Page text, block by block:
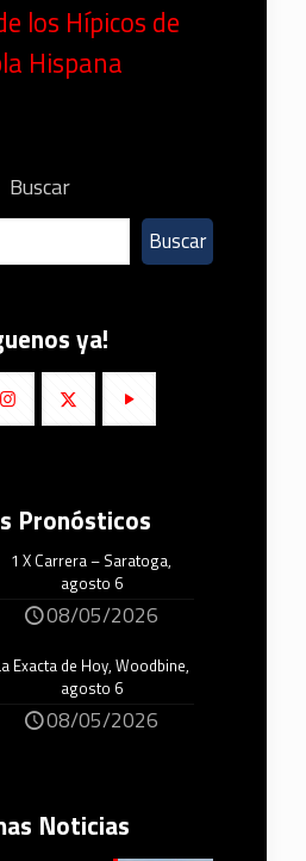
los Hípicos de
Hispana
Buscar
Buscar
ya!
Pronósticos
1 X Carrera – Saratoga,
agosto 6
08/05/2026
Exacta de Hoy, Woodbine,
agosto 6
08/05/2026
Noticias